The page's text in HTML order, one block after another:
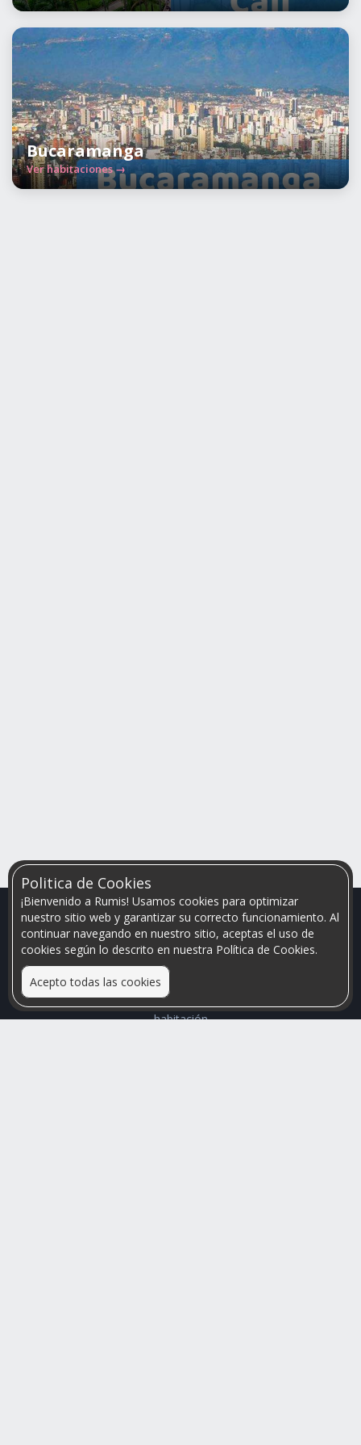
Bucaramanga
Ver habitaciones →
Politica de Cookies
¡Bienvenido a Rumis! Usamos cookies para optimizar
nuestro sitio web y garantizar su correcto funcionamiento. Al
continuar navegando en nuestro sitio, aceptas el uso de
cookies según lo descrito en nuestra Política de Cookies.
Acepto todas las cookies
Relacionamos personas que arriendan con las que buscan una
habitación